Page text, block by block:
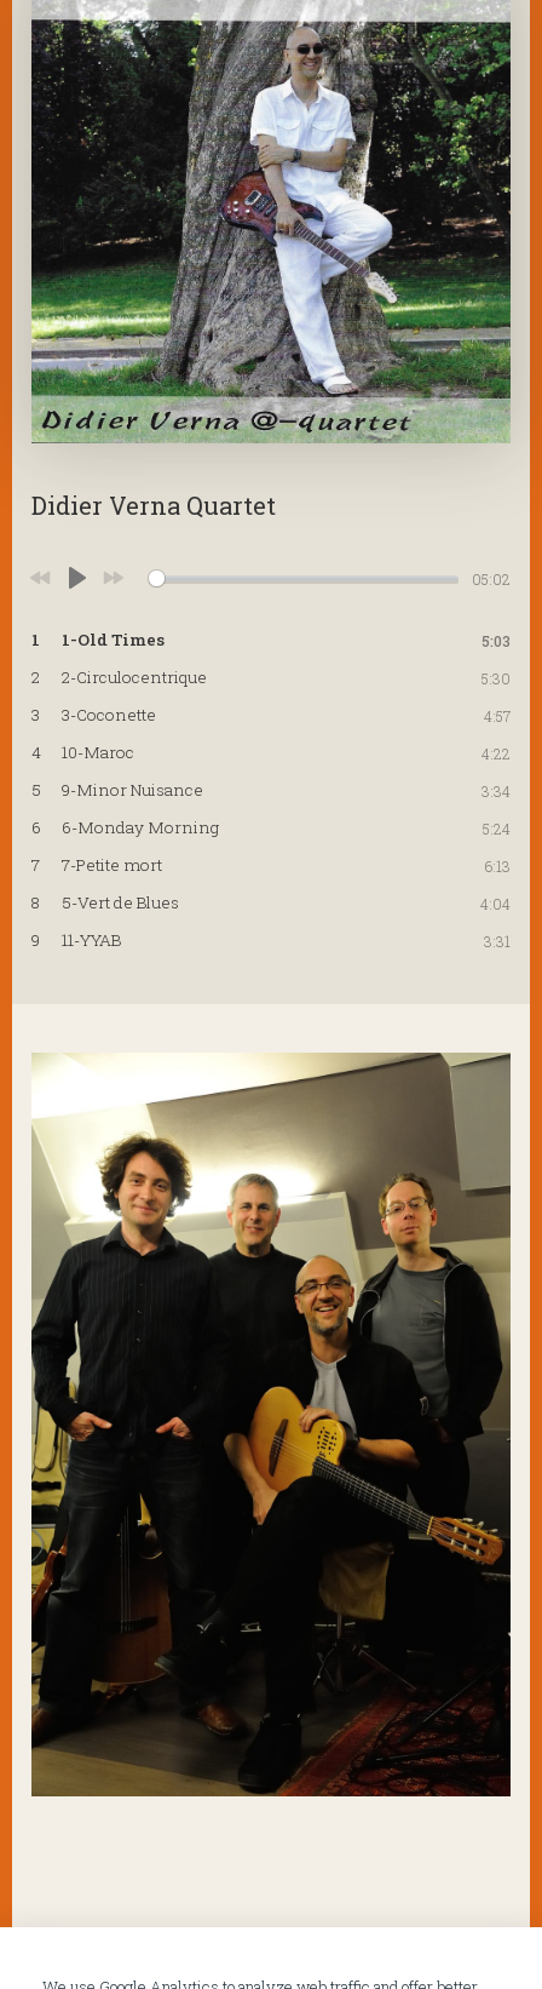
Didier Verna Quartet
05:02
1 1-Old Times 5:03
2 2-Circulocentrique 5:30
3 3-Coconette 4:57
4 10-Maroc 4:22
5 9-Minor Nuisance 3:34
6 6-Monday Morning 5:24
7 7-Petite mort 6:13
8 5-Vert de Blues 4:04
9 11-YYAB 3:31